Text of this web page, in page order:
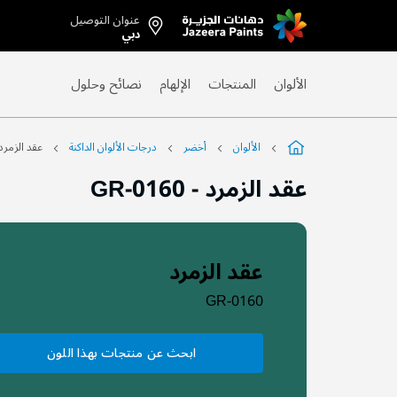
Skip
to
عنوان التوصيل
دبي
الألوان المنتجات الإلهام نصائح وحلول
الألوان أخضر درجات الألوان الداكنة عقد
عقد الزمرد-
عقد الزمرد
GR-0160
ابحث عن منتجات بهذا اللون